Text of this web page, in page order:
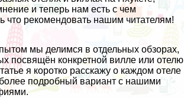
и теперь нам есть с чем
что рекомендовать нашим читателям!
мы делимся в отдельных обзорах,
посвящён конкретной вилле или отелю
я коротко расскажу о каждом отеле
подробный вариант с нашими